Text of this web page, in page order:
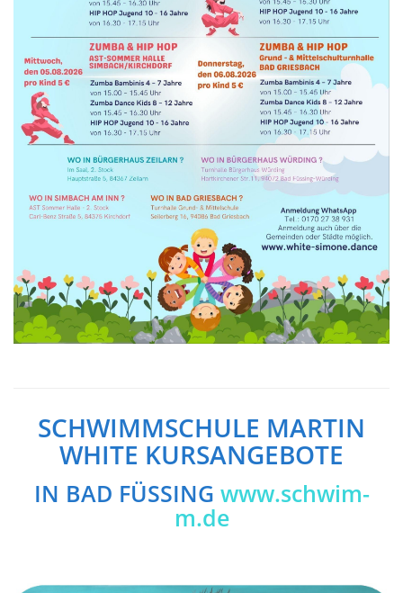
SCHWIMMSCHULE MARTIN
WHITE KURSANGEBOTE
IN BAD FÜSSING www.schwim-
m.de